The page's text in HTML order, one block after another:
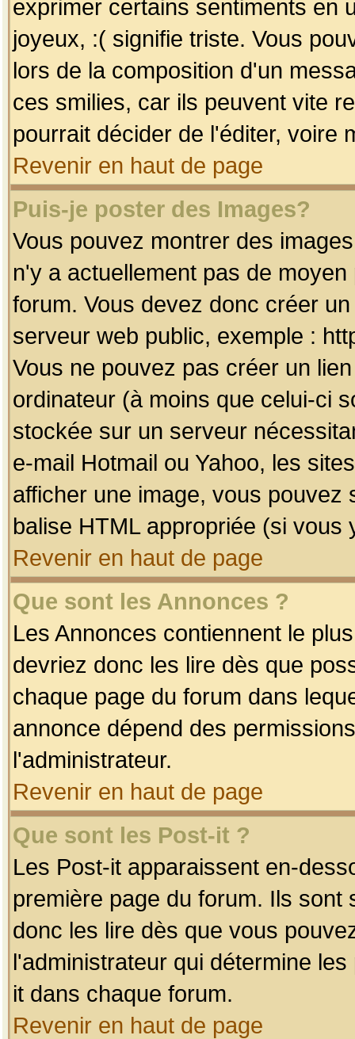
exprimer certains sentiments en
joyeux, :( signifie triste. Vous
lors de la composition d'un
ces smilies, car ils peuvent vite
pourrait décider de l'éditer, voire
Revenir en haut de page
Puis-je poster des Images?
Vous pouvez montrer des
n'y a actuellement pas de
forum. Vous devez donc créer
serveur web public, exemple :
Vous ne pouvez pas créer un
ordinateur (à moins que celui-ci
stockée sur un serveur
e-mail Hotmail ou Yahoo, les
afficher une image, vous pouvez
balise HTML appropriée (si vous
Revenir en haut de page
Que sont les Annonces ?
Les Annonces contiennent le
devriez donc les lire dès que
chaque page du forum dans
annonce dépend des
l'administrateur.
Revenir en haut de page
Que sont les Post-it ?
Les Post-it apparaissent en-
première page du forum. Ils
donc les lire dès que vous
l'administrateur qui détermine
it dans chaque forum.
Revenir en haut de page